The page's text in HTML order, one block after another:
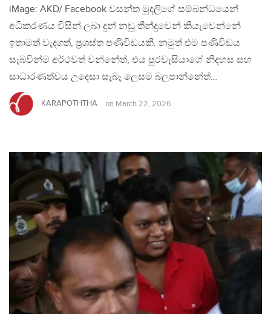
iMage: AKD/ Facebook වසන්ත මුදලිගේ සම්බන්ධයෙන්
අධිකරණය විසින් ලබා දුන් නඩු තීන්දුවෙන් කියැවෙන්නේ
ඉතාමත් වැදගත්, ප්‍රශස්ත පණිවිඩයකි. නමුත් එම පණිවිඩය
සැබවින්ම අර්ථවත් වන්නේත්, එය පුරවැසියාගේ නිදහස සහ
සාධාරණත්වය උදෙසා සැබෑ ලෙසම බලපාන්නේත්…
KARAPOTHTHA on March 22, 2026